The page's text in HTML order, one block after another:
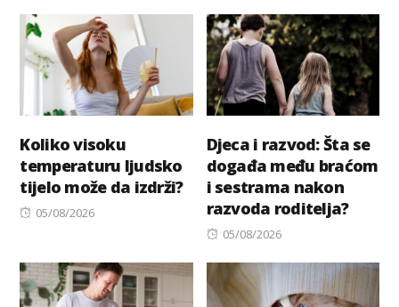
Koliko visoku
temperaturu ljudsko
tijelo može da izdrži?
Posted
05/08/2026
Djeca i razvod: Šta se
događa među braćom
i sestrama nakon
razvoda roditelja?
Posted
05/08/2026